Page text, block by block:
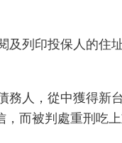
及列印投保人的住
務人，從中獲得新
而被判處重刑吃